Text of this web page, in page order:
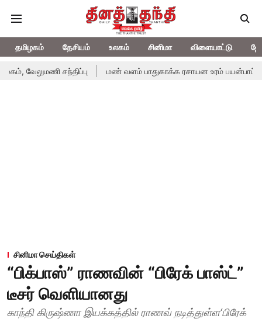
தமிழகம் தேசியம் உலகம் சினிமா விளையாட்டு
சந்திப்பு மண் வளம் பாதுகாக்க ரசாயன உரம் பயன்பாட்டை
சினிமா செய்திகள்
“பிக்பாஸ்” ராணவின் “பிரேக் பாஸ்ட்”
டீசர் வெளியானது
காந்தி கிருஷ்ணா இயக்கத்தில் ராணவ் நடித்துள்ள‘பிரேக்